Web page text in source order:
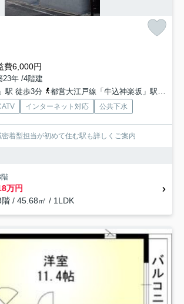
費6,000円
23年 /4階建
駅 徒歩3分
都営大江戸線「牛込神楽坂」駅 徒歩8分
インターネット対応 公共下水
着型担当が初めて住む駅も詳しくご案内
万円
階 / 45.68㎡ / 1LDK